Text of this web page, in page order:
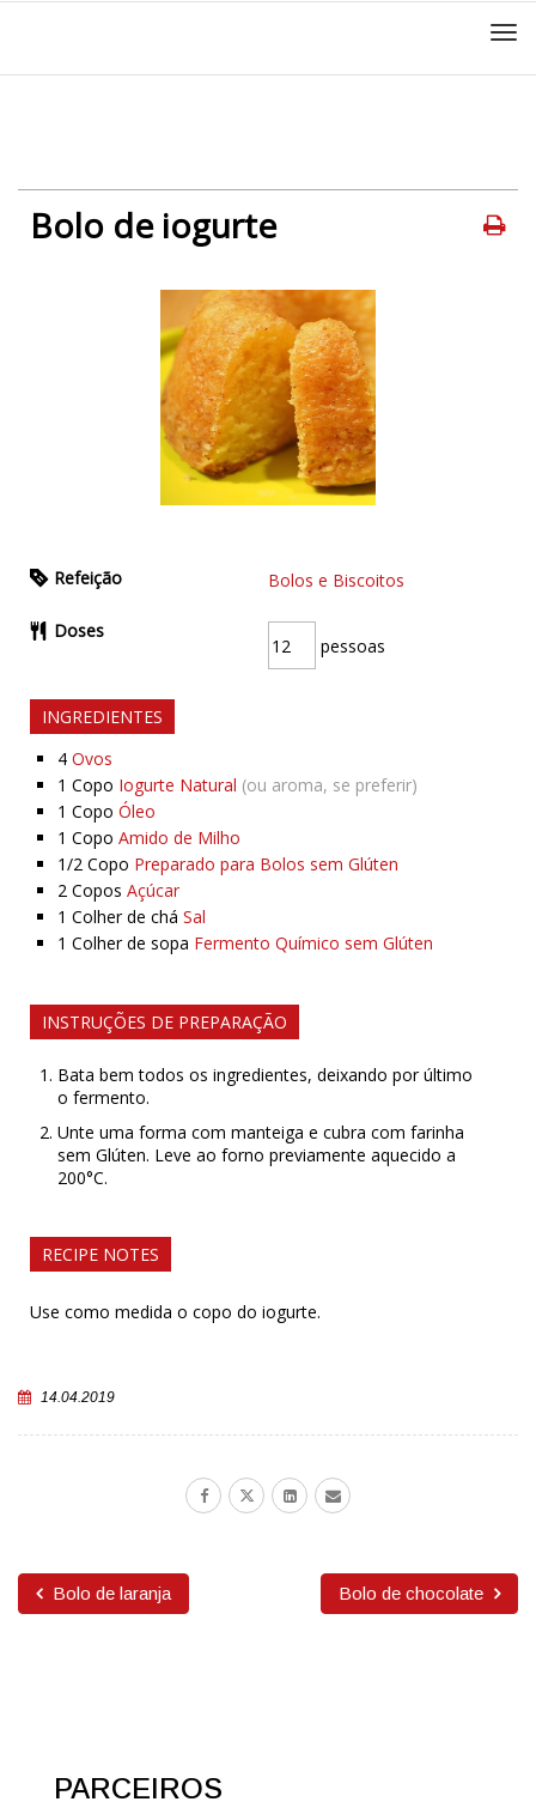
Bolo de iogurte
Refeição Bolos e Biscoitos
Doses
pessoas
INGREDIENTES
4 Ovos
1 Copo Iogurte Natural (ou aroma, se preferir)
1 Copo Óleo
1 Copo Amido de Milho
1/2 Copo Preparado para Bolos sem Glúten
2 Copos Açúcar
1 Colher de chá Sal
1 Colher de sopa Fermento Químico sem Glúten
INSTRUÇÕES DE PREPARAÇÃO
Bata bem todos os ingredientes, deixando por último
o fermento.
Unte uma forma com manteiga e cubra com farinha
sem Glúten. Leve ao forno previamente aquecido a
200°C.
RECIPE NOTES
Use como medida o copo do iogurte.
14.04.2019
Bolo de laranja Bolo de chocolate
PARCEIROS